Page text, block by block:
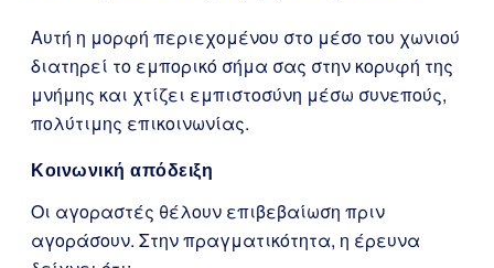
Αυτή η μορφή περιεχομένου στο μέσο του χωνιού
διατηρεί το εμπορικό σήμα σας στην κορυφή της
μνήμης και χτίζει εμπιστοσύνη μέσω συνεπούς,
πολύτιμης επικοινωνίας.
Κοινωνική απόδειξη
Οι αγοραστές θέλουν επιβεβαίωση πριν
αγοράσουν. Στην πραγματικότητα, η έρευνα